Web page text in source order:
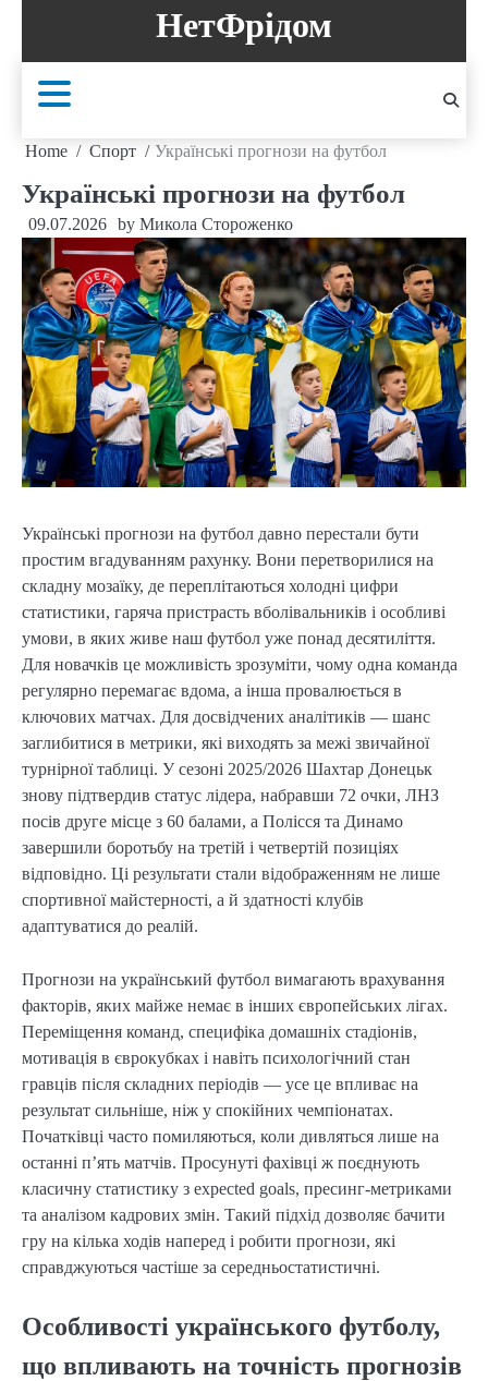
content
НетФрідом
Home Спорт Українські прогнози на футбол
Українські прогнози на футбол
09.07.2026 by Микола Стороженко
Українські прогнози на футбол давно перестали бути
простим вгадуванням рахунку. Вони перетворилися на
складну мозаїку, де переплітаються холодні цифри
статистики, гаряча пристрасть вболівальників і особливі
умови, в яких живе наш футбол уже понад десятиліття.
Для новачків це можливість зрозуміти, чому одна команда
регулярно перемагає вдома, а інша провалюється в
ключових матчах. Для досвідчених аналітиків — шанс
заглибитися в метрики, які виходять за межі звичайної
турнірної таблиці. У сезоні 2025/2026 Шахтар Донецьк
знову підтвердив статус лідера, набравши 72 очки, ЛНЗ
посів друге місце з 60 балами, а Полісся та Динамо
завершили боротьбу на третій і четвертій позиціях
відповідно. Ці результати стали відображенням не лише
спортивної майстерності, а й здатності клубів
адаптуватися до реалій.
Прогнози на український футбол вимагають врахування
факторів, яких майже немає в інших європейських лігах.
Переміщення команд, специфіка домашніх стадіонів,
мотивація в єврокубках і навіть психологічний стан
гравців після складних періодів — усе це впливає на
результат сильніше, ніж у спокійних чемпіонатах.
Початківці часто помиляються, коли дивляться лише на
останні п’ять матчів. Просунуті фахівці ж поєднують
класичну статистику з expected goals, пресинг-метриками
та аналізом кадрових змін. Такий підхід дозволяє бачити
гру на кілька ходів наперед і робити прогнози, які
справджуються частіше за середньостатистичні.
Особливості українського футболу,
що впливають на точність прогнозів